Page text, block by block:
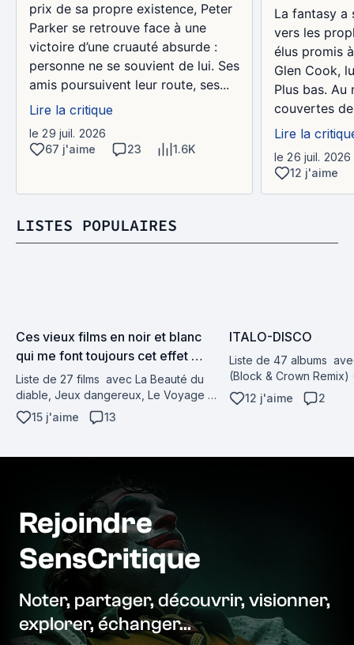
prix de sa propre existence, Peter
Parker se retrouve face à une
victoire d’une cruauté absurde :
personne ne se souvient de lui. Ses
amis poursuivent leur route, ses...
Lire la critique
le 29 juil. 2026
67 j'aime
23 1.6K
La fantasy a
vers les
élus promis
Glen Cook,
Plus bas. Au
couvertes
Lire la
le 26 juil. 2026
12 j'aime
LISTES POPULAIRES
Ces vieux films en noir et blanc
qui me font toujours cet effet
Whaou !
Liste de 27 films avec La Beauté du
diable, Jeux dangereux, Le Voyage
dans la Lune, Les Sept Samouraïs,
King Kong...
15 j'aime 13
ITALO-DISCO
Liste de 47 albums
(Block & Crown Remix)
Chopin (Disco Mix)
de luna (Version
12 j'aime 2
Rejoindre
SensCritique
Noter, partager, découvrir, visionner,
explorer, échanger...